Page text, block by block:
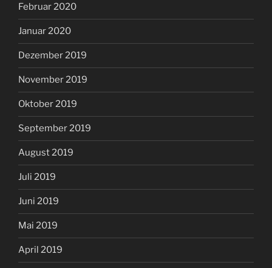
Februar 2020
Januar 2020
Dezember 2019
November 2019
Oktober 2019
September 2019
August 2019
Juli 2019
Juni 2019
Mai 2019
April 2019